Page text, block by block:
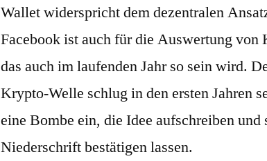
Wallet widerspricht dem dezentralen
Facebook ist auch für die Auswertung von
das auch im laufenden Jahr so sein wird.
Krypto-Welle schlug in den ersten Jahren
eine Bombe ein, die Idee aufschreiben
Niederschrift bestätigen lassen.